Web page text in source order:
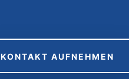
KONTAKT AUFNEHMEN